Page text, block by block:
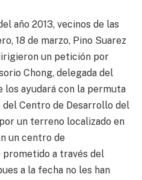
año 2013, vecinos de las
18 de marzo, Pino Suarez
un petición por
Chong, delegada del
los ayudará con la permuta
Centro de Desarrollo del
un terreno localizado en
un centro de
a través del
a la fecha no les han